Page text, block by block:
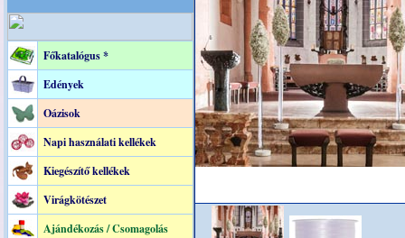
Főkatalógus *
Edények
Oázisok
Napi használati kellékek
Kiegészítő kellékek
Virágkötészet
Ajándékozás / Csomagolás